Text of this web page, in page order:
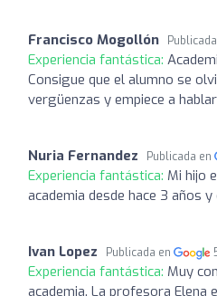
Francisco Mogollón
Experiencia fantástica:
Consigue que el alumno se
vergüenzas y empiece a
Nuria Fernandez Publicada en
Experiencia fantástica: Mi hijo
academia desde hace 3 años
Ivan Lopez Publicada en
Experiencia fantástica: Muy
academia. La profesora Elena